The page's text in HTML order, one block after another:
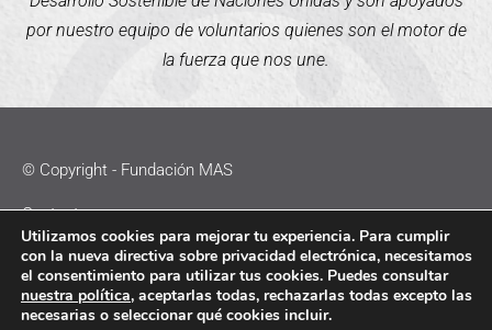
por nuestro equipo de voluntarios quienes son el motor de
la fuerza que nos une.
© Copyright - Fundación MAS
Contacto
Política de Cookies
Política de Privacidad
Utilizamos cookies para mejorar tu experiencia. Para cumplir
con la nueva directiva sobre privacidad electrónica, necesitamos
el consentimiento para utilizar tus cookies. Puedes consultar
nuestra política, aceptarlas todas, rechazarlas todas excepto las
necesarias o seleccionar qué cookies incluir.